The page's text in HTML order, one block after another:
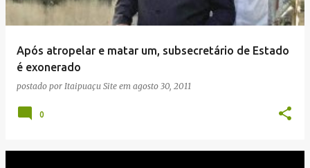
Após atropelar e matar um, subsecretário de Estado
é exonerado
postado por Itaipuaçu Site em agosto 30, 2011
0